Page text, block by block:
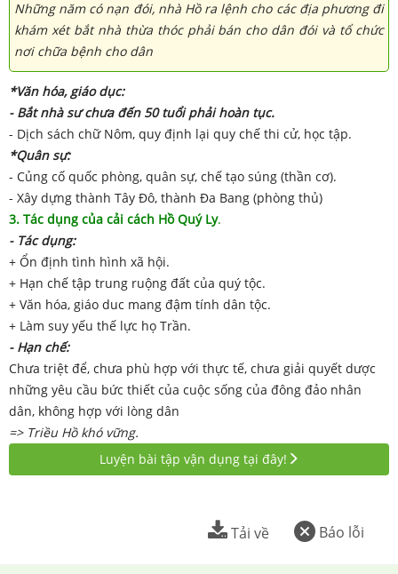
Những năm có nạn đói, nhà Hồ ra lệnh cho các địa phương đi
khám xét bắt nhà thừa thóc phải bán cho dân đói và tổ chức
nơi chữa bệnh cho dân
*Văn hóa, giáo dục:
- Bắt nhà sư chưa đến 50 tuổi phải hoàn tục.
- Dịch sách chữ Nôm, quy định lại quy chế thi cử, học tập.
*Quân sự:
- Củng cố quốc phòng, quân sự, chế tạo súng (thần cơ).
- Xây dựng thành Tây Đô, thành Đa Bang (phòng thủ)
3. Tác dụng của cải cách Hồ Quý Ly.
- Tác dụng:
+ Ổn định tình hình xã hội.
+ Hạn chế tập trung ruộng đất của quý tộc.
+ Văn hóa, giáo duc mang đậm tính dân tộc.
+ Làm suy yếu thế lực họ Trần.
- Hạn chế:
Chưa triệt để, chưa phù hợp với thực tế, chưa giải quyết dược
những yêu cầu bức thiết của cuộc sống của đông đảo nhân
dân, không hợp với lòng dân
=> Triều Hồ khó vững.
Luyện bài tập vận dụng tại đây!
Báo lỗi
Tải về